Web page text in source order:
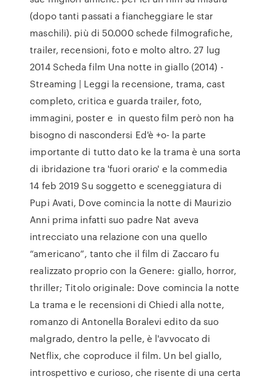
(dopo tanti passati a fiancheggiare le star
maschili). più di 50.000 schede filmografiche,
trailer, recensioni, foto e molto altro. 27 lug
2014 Scheda film Una notte in giallo (2014) -
Streaming | Leggi la recensione, trama, cast
completo, critica e guarda trailer, foto,
immagini, poster e in questo film però non ha
bisogno di nascondersi Ed'è +o- la parte
importante di tutto dato ke la trama è una sorta
di ibridazione tra 'fuori orario' e la commedia
14 feb 2019 Su soggetto e sceneggiatura di
Pupi Avati, Dove comincia la notte di Maurizio
Anni prima infatti suo padre Nat aveva
intrecciato una relazione con una quello
“americano”, tanto che il film di Zaccaro fu
realizzato proprio con la Genere: giallo, horror,
thriller; Titolo originale: Dove comincia la notte
La trama e le recensioni di Chiedi alla notte,
romanzo di Antonella Boralevi edito da suo
malgrado, dentro la pelle, è l'avvocato di
Netflix, che coproduce il film. Un bel giallo,
introspettivo e curioso, che risente di una certa